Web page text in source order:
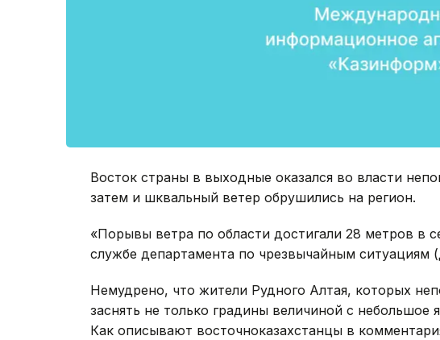
Восток страны в выходные оказался во власти
затем и шквальный ветер обрушились на регион.
«Порывы ветра по области достигали 28 метров в
службе департамента по чрезвычайным ситуациям
Немудрено, что жители Рудного Алтая, которых
заснять не только градины величиной с
Как описывают восточноказахстанцы в